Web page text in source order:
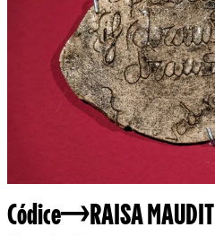
Códice RAISA MAUDIT